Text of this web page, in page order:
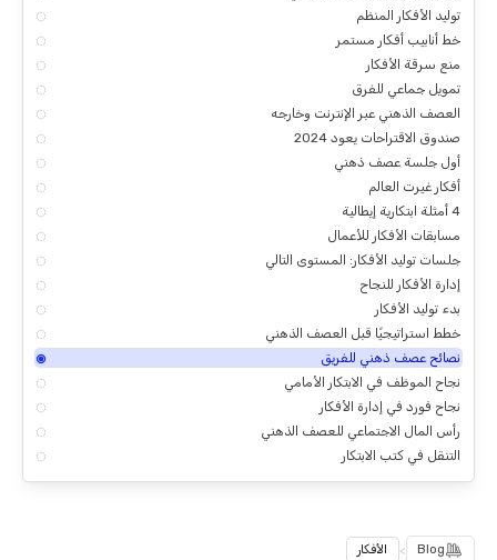
توليد الأفكار المنظم
خط أنابيب أفكار مستمر
منع سرقة الأفكار
تمويل جماعي للفرق
العصف الذهني عبر الإنترنت وخارجه
صندوق الاقتراحات يعود 2024
أول جلسة عصف ذهني
أفكار غيرت العالم
4 أمثلة ابتكارية إيطالية
مسابقات الأفكار للأعمال
جلسات توليد الأفكار: المستوى التالي
إدارة الأفكار للنجاح
بدء توليد الأفكار
خطط استراتيجيًا قبل العصف الذهني
نصائح عصف ذهني للفريق
نجاح الموظف في الابتكار الأمامي
نجاح فورد في إدارة الأفكار
رأس المال الاجتماعي للعصف الذهني
التنقل في كتب الابتكار
Blog
> الأفكار